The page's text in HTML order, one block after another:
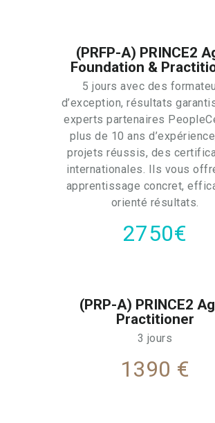
(PRFP-A) PRINCE2
Foundation &
5 jours avec des
d’exception, résultats
experts partenaires
plus de 10 ans
projets réussis, des
internationales. Ils vous
apprentissage concret,
orienté résultats.
2750€
(PRP-A) PRINCE2
Practitioner
3 jours
1390 €